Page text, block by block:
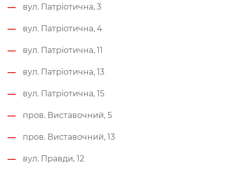
вул. Патріотична, 3
вул. Патріотична, 4
вул. Патріотична, 11
вул. Патріотична, 13
вул. Патріотична, 15
пров. Виставочний, 5
пров. Виставочний, 13
вул. Правди, 12